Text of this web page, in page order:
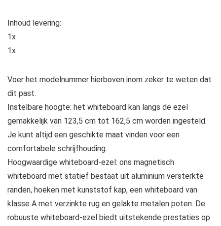
Inhoud levering:
1x
1x
Voer het modelnummer hierboven inom zeker te weten dat
dit past.
Instelbare hoogte: het whiteboard kan langs de ezel
gemakkelijk van 123,5 cm tot 162,5 cm worden ingesteld.
Je kunt altijd een geschikte maat vinden voor een
comfortabele schrijfhouding.
Hoogwaardige whiteboard-ezel: ons magnetisch
whiteboard met statief bestaat uit aluminium versterkte
randen, hoeken met kunststof kap, een whiteboard van
klasse A met verzinkte rug en gelakte metalen poten. De
robuuste whiteboard-ezel biedt uitstekende prestaties op